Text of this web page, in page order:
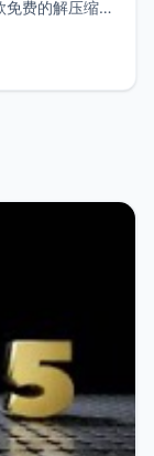
费的解压缩神
，是一款功能
缩包内容支持读